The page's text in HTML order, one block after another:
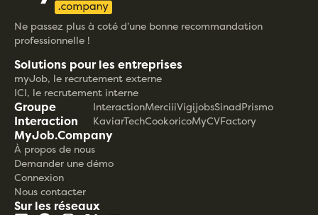
Ne passez plus à coté d’une bonne recommandation
professionnelle !
Solutions pour les entreprises
myJob, le recrutement externe
ICI, le recrutement interne
Groupe
Interaction
InteractionMerciiiVigijobsSinadPrismo
KaviarTechCookoricoMyCVFactory
MyJob.Company
À propos de nous
Demander une démo
Connexion
Nous contacter
Sur les réseaux